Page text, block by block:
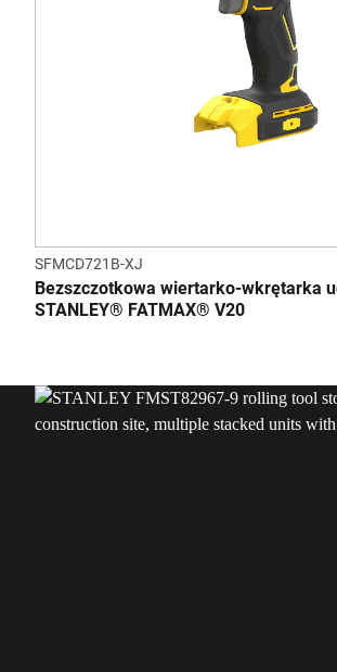
SFMCD721B-XJ
Bezszczotkowa wiertarko-wkrętarka
STANLEY® FATMAX® V20